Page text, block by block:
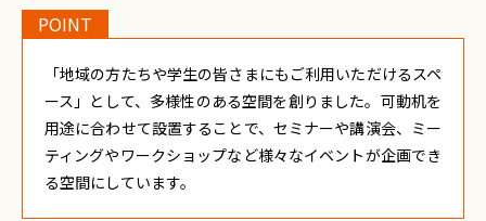
POINT
「地域の方たちや学生の皆さまにもご利用いただけるスペ
ース」として、多様性のある空間を創りました。可動机を
用途に合わせて設置することで、セミナーや講演会、ミー
ティングやワークショップなど様々なイベントが企画でき
る空間にしています。